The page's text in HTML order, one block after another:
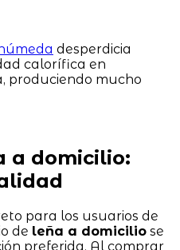
desperdicia
calorífica en
produciendo mucho
a domicilio:
para los usuarios de
de leña a domiciliose
preferida. Al comprar